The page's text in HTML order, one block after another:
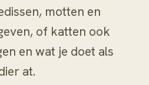
motten en
of katten ook
en wat je doet als
at.